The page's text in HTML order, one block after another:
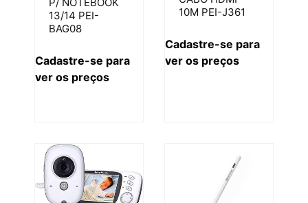
P/ NOTEBOOK
13/14 PEI-
BAG08
Cadastre-se para
ver os preços
10M PEI-J361
Cadastre-se para
ver os preços